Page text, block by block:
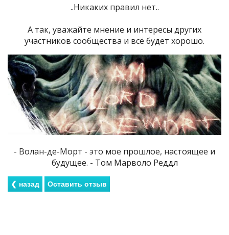
..Никаких правил нет..
А так, уважайте мнение и интересы других
участников сообщества и всё будет хорошо.
- Волан-де-Морт - это мое прошлое, настоящее и
будущее. - Том Марволо Реддл